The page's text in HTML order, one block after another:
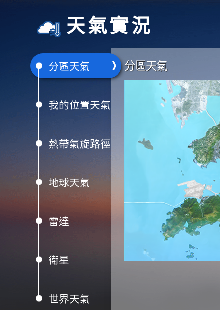
天氣實況
分區天氣 分區天氣
我的位置天氣
熱帶氣旋路徑
地球天氣
雷達
衛星
世界天氣